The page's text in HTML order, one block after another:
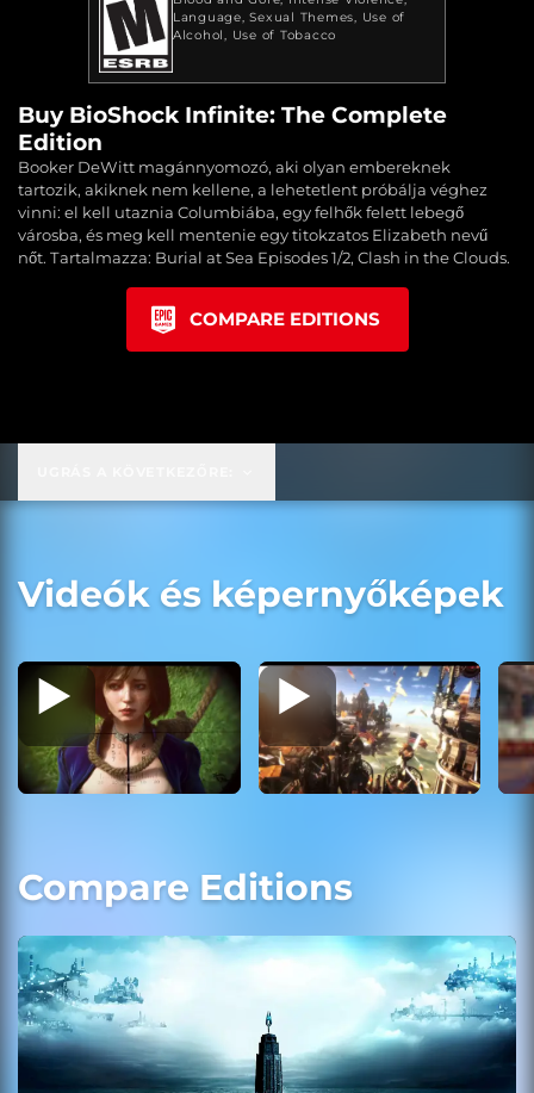
Language Sexual Themes
Use of
Alcohol
Use of Tobacco
Buy BioShock Infinite: The Complete
Edition
Booker DeWitt magánnyomozó, aki olyan embereknek
tartozik, akiknek nem kellene, a lehetetlent próbálja véghez
vinni: el kell utaznia Columbiába, egy felhők felett lebegő
városba, és meg kell mentenie egy titokzatos Elizabeth nevű
nőt. Tartalmazza: Burial at Sea Episodes 1/2, Clash in the Clouds.
COMPARE EDITIONS
Videók és képernyőképek
Compare Editions